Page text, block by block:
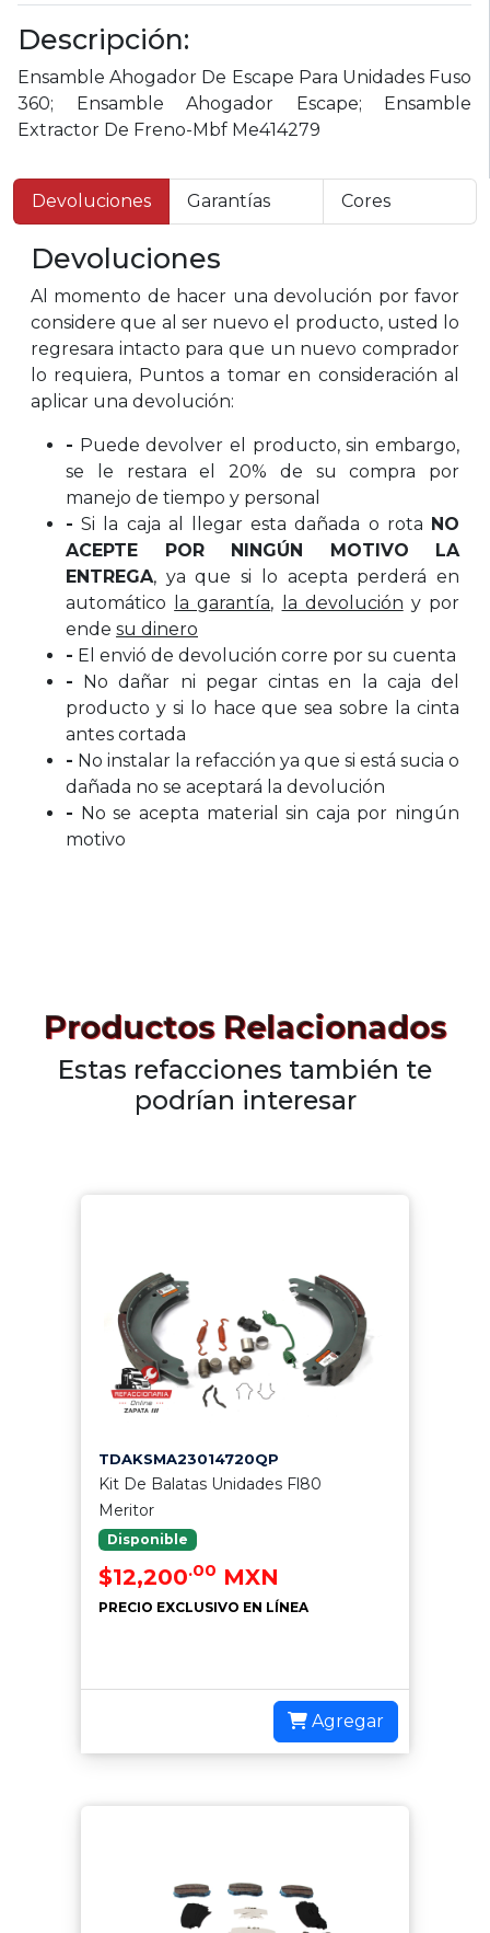
Descripción:
Ensamble Ahogador De Escape Para Unidades Fuso
360; Ensamble Ahogador Escape; Ensamble
Extractor De Freno-Mbf Me414279
Devoluciones Garantías Cores
Devoluciones
Al momento de hacer una devolución por favor
considere que al ser nuevo el producto, usted lo
regresara intacto para que un nuevo comprador
lo requiera, Puntos a tomar en consideración al
aplicar una devolución:
- Puede devolver el producto, sin embargo,
se le restara el 20% de su compra por
manejo de tiempo y personal
- Si la caja al llegar esta dañada o rota NO
ACEPTE POR NINGÚN MOTIVO LA
ENTREGA, ya que si lo acepta perderá en
automático
la garantía, la devolución y por
ende su dinero
- El envió de devolución corre por su cuenta
- No dañar ni pegar cintas en la caja del
producto y si lo hace que sea sobre la cinta
antes cortada
- No instalar la refacción ya que si está sucia o
dañada no se aceptará la devolución
- No se acepta material sin caja por ningún
motivo
Productos Relacionados
Estas refacciones también te
podrían interesar
TDAKSMA23014720QP
Kit De Balatas Unidades Fl80
Meritor
Disponible
$12,200.00 MXN
PRECIO EXCLUSIVO EN LÍNEA
Agregar